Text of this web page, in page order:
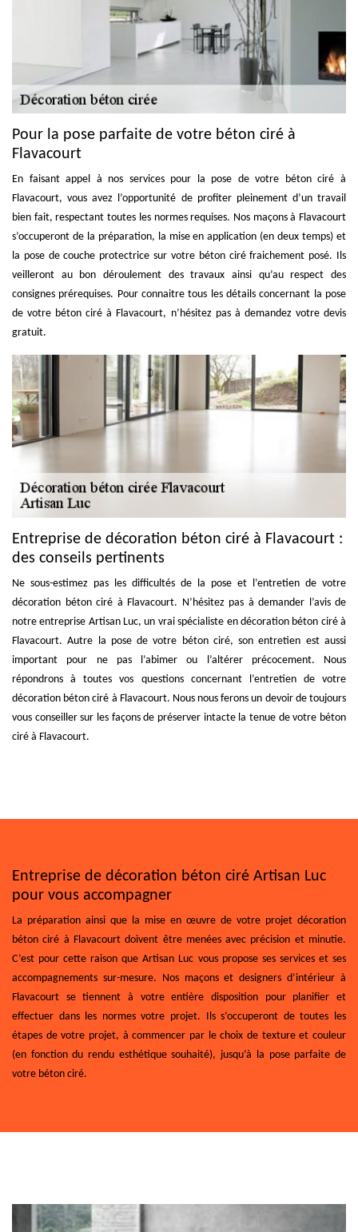
Pour la pose parfaite de votre béton ciré à
Flavacourt
En faisant appel à nos services pour la pose de votre béton ciré à
Flavacourt, vous avez l’opportunité de profiter pleinement d’un travail
bien fait, respectant toutes les normes requises. Nos maçons à Flavacourt
s’occuperont de la préparation, la mise en application (en deux temps) et
la pose de couche protectrice sur votre béton ciré fraichement posé. Ils
veilleront au bon déroulement des travaux ainsi qu’au respect des
consignes prérequises. Pour connaitre tous les détails concernant la pose
de votre béton ciré à Flavacourt, n’hésitez pas à demandez votre devis
gratuit.
Entreprise de décoration béton ciré à Flavacourt :
des conseils pertinents
Ne sous-estimez pas les difficultés de la pose et l’entretien de votre
décoration béton ciré à Flavacourt. N’hésitez pas à demander l’avis de
notre entreprise Artisan Luc, un vrai spécialiste en décoration béton ciré à
Flavacourt. Autre la pose de votre béton ciré, son entretien est aussi
important pour ne pas l’abimer ou l’altérer précocement. Nous
répondrons à toutes vos questions concernant l’entretien de votre
décoration béton ciré à Flavacourt. Nous nous ferons un devoir de toujours
vous conseiller sur les façons de préserver intacte la tenue de votre béton
ciré à Flavacourt.
Entreprise de décoration béton ciré Artisan Luc
pour vous accompagner
La préparation ainsi que la mise en œuvre de votre projet décoration
béton ciré à Flavacourt doivent être menées avec précision et minutie.
C’est pour cette raison que Artisan Luc vous propose ses services et ses
accompagnements sur-mesure. Nos maçons et designers d’intérieur à
Flavacourt se tiennent à votre entière disposition pour planifier et
effectuer dans les normes votre projet. Ils s’occuperont de toutes les
étapes de votre projet, à commencer par le choix de texture et couleur
(en fonction du rendu esthétique souhaité), jusqu’à la pose parfaite de
votre béton ciré.